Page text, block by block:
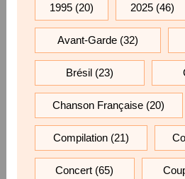
1995(20) 2025 (46)
Avant-Garde(32)
Brésil(23)
Chanson Française (20)
Compilation(21)
Concert (65)